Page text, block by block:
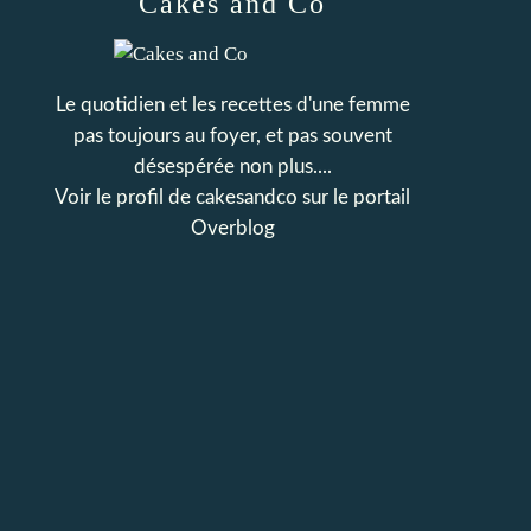
Le quotidien et les recettes d'une femme
pas toujours au foyer, et pas souvent
désespérée non plus....
Voir le profil de cakesandco sur le portail
Overblog